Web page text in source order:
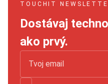
TOUCHIT
Dostávaj
ako prvý.